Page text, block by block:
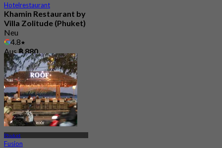
Hotelrestaurant
Khamin Restaurant by
Villa Zolitude (Phuket)
Neu
4.8
Aus฿ 880
Phuket
Fusion